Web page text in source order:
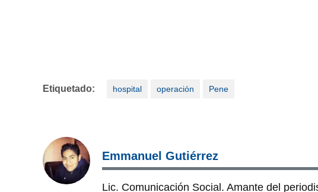
Etiquetado: hospital operación Pene
Emmanuel Gutiérrez
Lic. Comunicación Social. Amante del